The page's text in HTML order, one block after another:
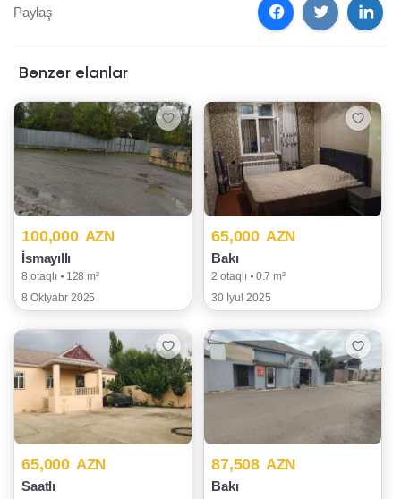
Paylaş
Bənzər elanlar
100,000 AZN
İsmayıllı
8 otaqlı ⦁ 128 m²
8 Oktyabr 2025
65,000 AZN
Bakı
2 otaqlı ⦁ 0.7 m²
30 İyul 2025
65,000 AZN
Saatlı
87,508 AZN
Bakı